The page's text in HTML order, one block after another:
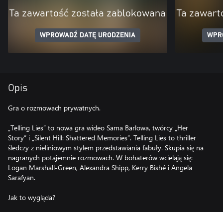
Ta zawartość została zablokowana
WPROWADŹ DATĘ URODZENIA
Ta
Opis
Gra o rozmowach prywatnych.
„Telling Lies” to nowa gra wideo Sama Barlowa, twórcy „Her
Story” i „Silent Hill: Shattered Memories”. Telling Lies to thriller
śledczy z nieliniowym stylem przedstawiania fabuły. Skupia się na
nagranych potajemnie rozmowach. W bohaterów wcielają się:
Logan Marshall-Green, Alexandra Shipp, Kerry Bishé i Angela
Sarafyan.
Jak to wygląda?